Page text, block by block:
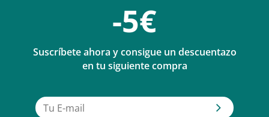
-5€
Suscríbete ahora y consigue un descuentazo
en tu siguiente compra